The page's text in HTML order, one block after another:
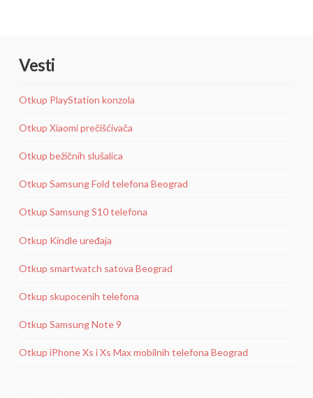
Vesti
Otkup PlayStation konzola
Otkup Xiaomi prečišćivača
Otkup bežičnih slušalica
Otkup Samsung Fold telefona Beograd
Otkup Samsung S10 telefona
Otkup Kindle uređaja
Otkup smartwatch satova Beograd
Otkup skupocenih telefona
Otkup Samsung Note 9
Otkup iPhone Xs i Xs Max mobilnih telefona Beograd